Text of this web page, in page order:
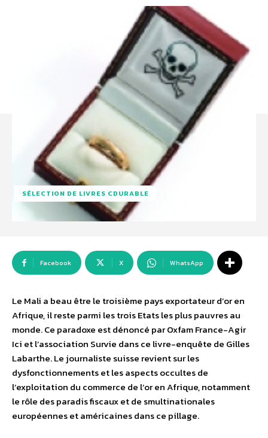
SÉLECTION DE LIVRES CDURABLE
Facebook X WhatsApp
Le Mali a beau être le troisième pays exportateur d’or en
Afrique, il reste parmi les trois Etats les plus pauvres au
monde. Ce paradoxe est dénoncé par Oxfam France-Agir
Ici et l’association Survie dans ce livre-enquête de Gilles
Labarthe. Le journaliste suisse revient sur les
dysfonctionnements et les aspects occultes de
l’exploitation du commerce de l’or en Afrique, notamment
le rôle des paradis fiscaux et de smultinationales
européennes et américaines dans ce pillage.